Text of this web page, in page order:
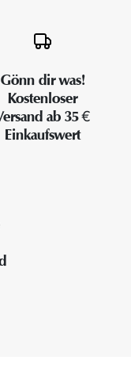
Gönn dir was!
Kostenloser
ab 35 €
Einkaufswert